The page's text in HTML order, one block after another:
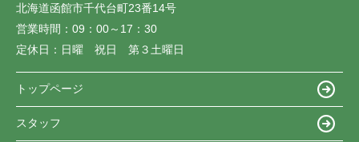
北海道函館市千代台町23番14号
営業時間： 09：00～17：30
定休日： 日曜 祝日 第３土曜日
トップページ
スタッフ